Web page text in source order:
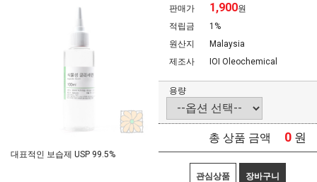
대표적인 보습제 USP 99.5%
판매가 1,900원
적립금
1%
원산지
Malaysia
제조사
IOI Oleochemical
용량
총 상품 금액 0 원
관심상품 장바구니